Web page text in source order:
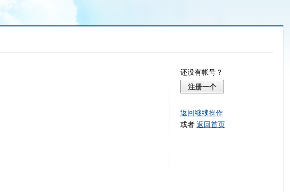
还没有帐号？
注册一个
返回继续操作
或者 返回首页